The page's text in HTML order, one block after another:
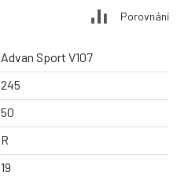
Porovnání
Advan Sport V107
245
50
R
19